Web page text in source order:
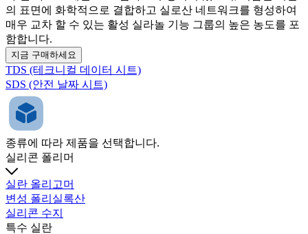
의 표면에 화학적으로 결합하고 실로산 네트워크를 형성하여
매우 교차 할 수 있는 활성 실라놀 기능 그룹의 높은 농도를 포
함합니다.
지금 구매하세요
TDS (테크니컬 데이터 시트)
SDS (안전 날짜 시트)
종류에 따라 제품을 선택합니다.
실리콘 폴리머
실란 올리고머
변성 폴리실록산
실리콘 수지
특수 실란